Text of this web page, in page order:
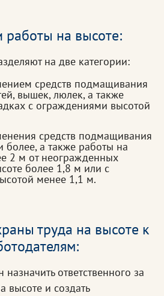
работы на высоте:
на две категории:
средств подмащивания
вышек, люлек, а также
с ограждениями высотой
средств подмащивания
более, а также работы на
2 м от неогражденных
более 1,8 м или с
менее 1,1 м.
труда на высоте к
назначить ответственного за
высоте и создать